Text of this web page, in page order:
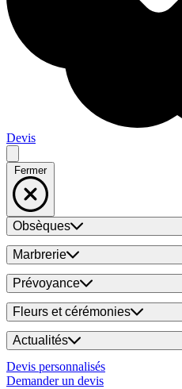
Devis
Fermer
Obsèques
Marbrerie
Prévoyance
Fleurs et cérémonies
Actualités
Devis personnalisés
Demander un devis